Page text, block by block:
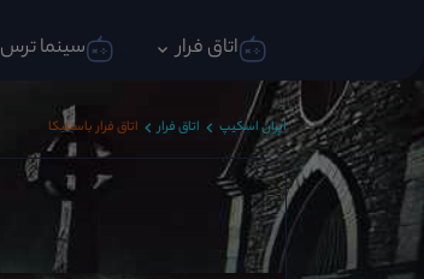
اتاق فرار سینما ترس
ایران اسکیپ اتاق فرار اتاق فرار باسیلیکا